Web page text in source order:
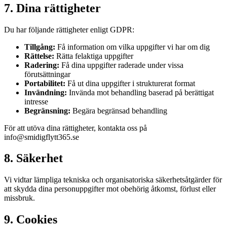
7. Dina rättigheter
Du har följande rättigheter enligt GDPR:
Tillgång: Få information om vilka uppgifter vi har om dig
Rättelse: Rätta felaktiga uppgifter
Radering: Få dina uppgifter raderade under vissa
förutsättningar
Portabilitet: Få ut dina uppgifter i strukturerat format
Invändning: Invända mot behandling baserad på berättigat
intresse
Begränsning: Begära begränsad behandling
För att utöva dina rättigheter, kontakta oss på
info@smidigflytt365.se
8. Säkerhet
Vi vidtar lämpliga tekniska och organisatoriska säkerhetsåtgärder för
att skydda dina personuppgifter mot obehörig åtkomst, förlust eller
missbruk.
9. Cookies